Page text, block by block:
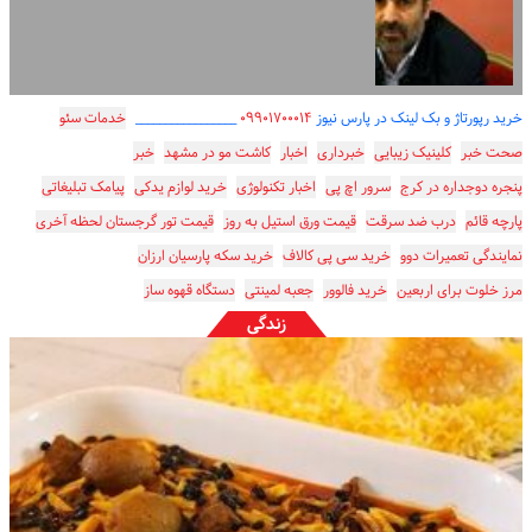
خرید رپورتاژ و بک لینک در پارس نیوز ۰۹۹۰۱۷۰۰۰۱۴_________________ خدمات سئو
صحت خبر کلینیک زیبایی خبرداری اخبار کاشت مو در مشهد خبر
پنجره دوجداره در کرج سرور اچ پی اخبار تکنولوژی خرید لوازم یدکی پیامک تبلیغاتی
پارچه قائم درب ضد سرقت قیمت ورق استیل به روز قیمت تور گرجستان لحظه آخری
نمایندگی تعمیرات دوو خرید سی پی کالاف خرید سکه پارسیان ارزان
مرز خلوت برای اربعین خرید فالوور جعبه لمینتی دستگاه قهوه ساز
زندگی